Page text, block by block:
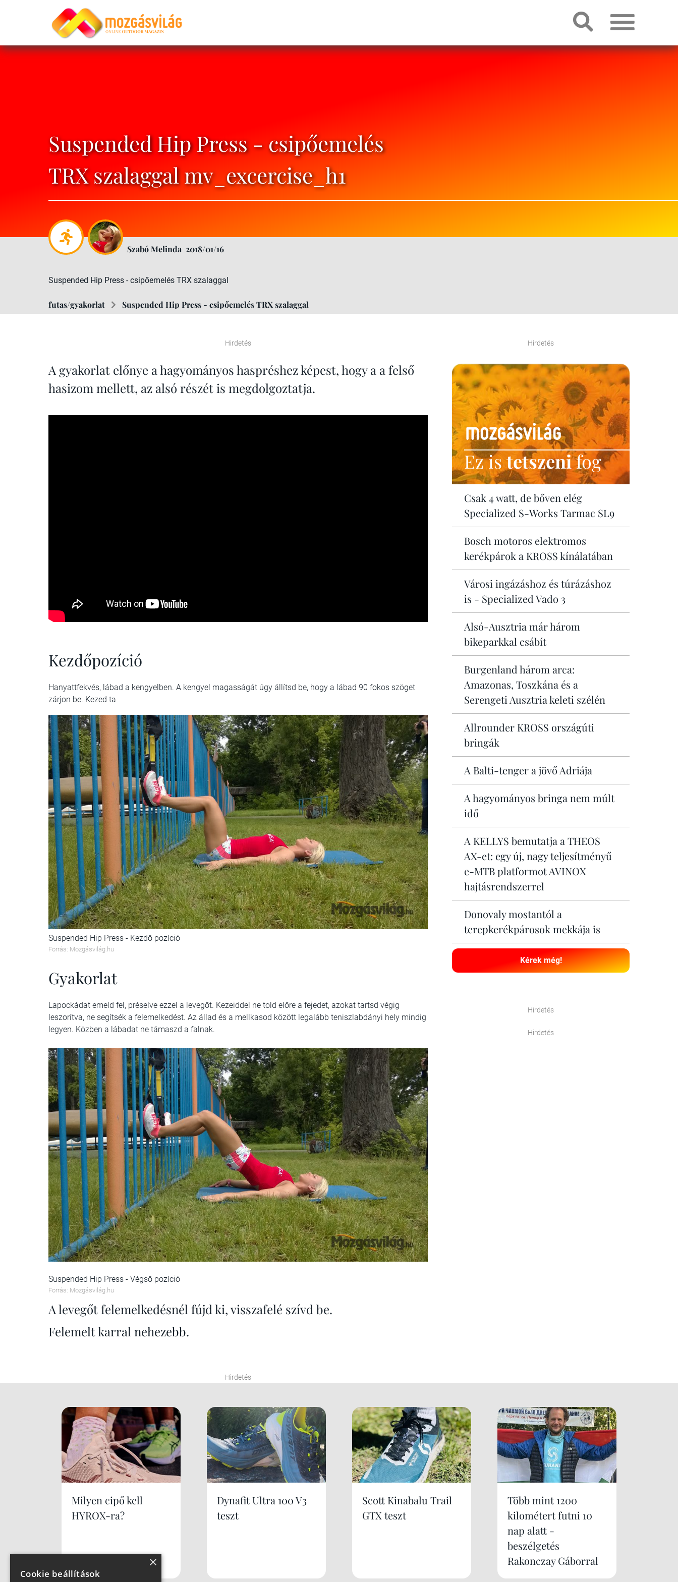
Suspended Hip Press - csipőemelés
TRX szalaggal mv_excercise_h1
Szabó Melinda 2018/01/16
Suspended Hip Press - csipőemelés TRX szalaggal
futas/gyakorlat Suspended Hip Press - csipőemelés TRX szalaggal
Hirdetés
A gyakorlat előnye a hagyományos haspréshez képest, hogy a a felső
hasizom mellett, az alsó részét is megdolgoztatja.
Kezdőpozíció
Hanyattfekvés, lábad a kengyelben. A kengyel magasságát úgy állítsd be, hogy a lábad 90 fokos szöget
zárjon be. Kezed ta
Suspended Hip Press - Kezdő pozíció
Forrás: Mozgásvilág.hu
Gyakorlat
Lapockádat emeld fel, préselve ezzel a levegőt. Kezeiddel ne told előre a fejedet, azokat tartsd végig
leszorítva, ne segítsék a felemelkedést. Az állad és a mellkasod között legalább teniszlabdányi hely mindig
legyen. Közben a lábadat ne támaszd a falnak.
Suspended Hip Press - Végső pozíció
Forrás: Mozgásvilág.hu
A levegőt felemelkedésnél fújd ki, visszafelé szívd be.
Felemelt karral nehezebb.
Hirdetés
Hirdetés
Ez istetszenifog
Csak 4 watt, de bőven elég
Specialized S-Works Tarmac SL9
Bosch motoros elektromos
kerékpárok a KROSS kínálatában
Városi ingázáshoz és túrázáshoz
is - Specialized Vado 3
Alsó-Ausztria már három
bikeparkkal csábít
Burgenland három arca:
Amazonas, Toszkána és a
Serengeti Ausztria keleti szélén
Allrounder KROSS országúti
bringák
A Balti-tenger a jövő Adriája
A hagyományos bringa nem múlt
idő
A KELLYS bemutatja a THEOS
AX-et: egy új, nagy teljesítményű
e-MTB platformot AVINOX
hajtásrendszerrel
Donovaly mostantól a
terepkerékpárosok mekkája is
Kérek még!
Hirdetés
Hirdetés
Milyen cipő kell
HYROX-ra?
Dynafit Ultra 100 V3
teszt
Scott Kinabalu Trail
GTX teszt
Több mint 1200
kilométert futni 10
nap alatt -
beszélgetés
Rakonczay Gáborral
×
Cookie beállítások